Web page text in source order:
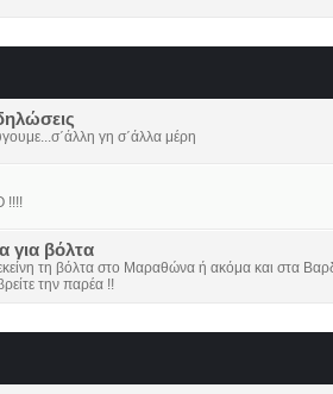
γη σ΄άλλα μέρη
!!!!
για βόλτα
τη βόλτα στο Μαραθώνα ή ακόμα και στα
την παρέα !!